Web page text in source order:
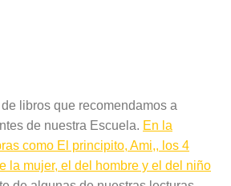
libros que recomendamos a
de nuestra Escuela. En la
como El principito, Ami,, los 4
la mujer, el del hombre y el del niño